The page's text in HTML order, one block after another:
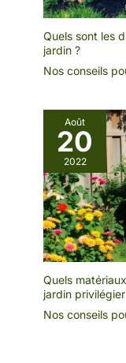
Quels sont les
jardin ?
Nos conseils
Août
20
2022
Quels
jardin
Nos conseils